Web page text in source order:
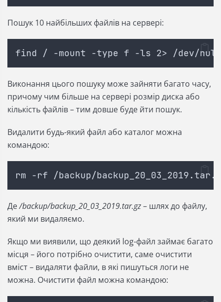
Пошук 10 найбільших файлів на сервері:
find / -mount -type f -ls 2> /dev/
Виконання цього пошуку може зайняти багато часу,
причому чим більше на сервері розмір диска або
кількість файлів – тим довше буде йти пошук.
Видалити будь-який файл або каталог можна
командою:
rm -rf /backup/
Де/backup/backup_20_03_2019.tar.gz– шлях до файлу,
який ми видаляємо.
Якщо ми виявили, що деякий log-файл займає багато
місця – його потрібно очистити, саме очистити
вміст – видаляти файли, в які пишуться логи не
можна. Очистити файл можна командою: